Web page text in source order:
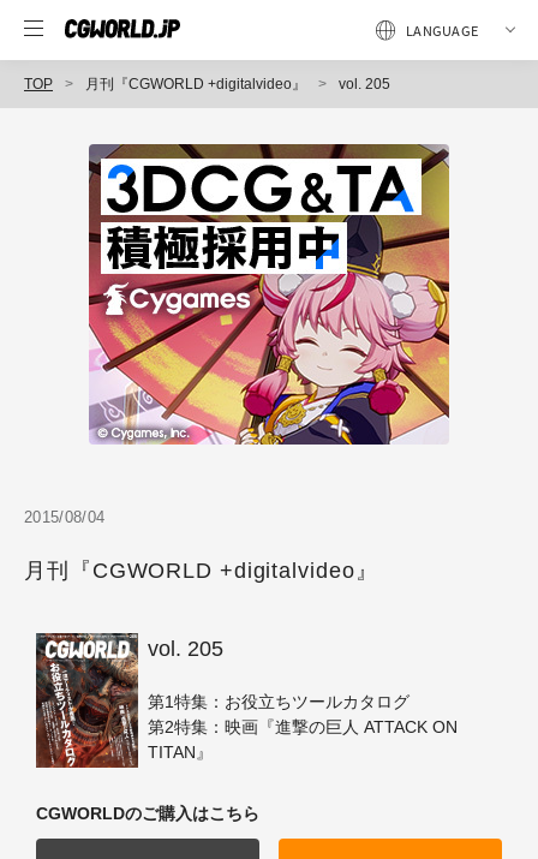
TOP 月刊『CGWORLD +digitalvideo』 vol. 205
2015/08/04
月刊『CGWORLD +digitalvideo』
vol. 205
第1特集：お役立ちツールカタログ
第2特集：映画『進撃の巨人 ATTACK ON
TITAN』
CGWORLDのご購入はこちら